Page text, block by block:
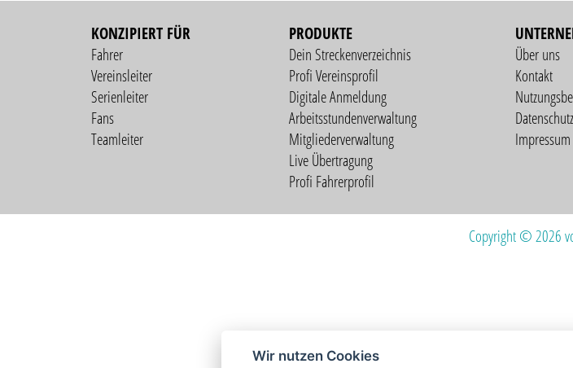
KONZIPIERT FÜR
Fahrer
Vereinsleiter
Serienleiter
Fans
Teamleiter
PRODUKTE
Dein Streckenverzeichnis
Profi Vereinsprofil
Digitale Anmeldung
Arbeitsstundenverwaltung
Mitgliederverwaltung
Live Übertragung
Profi Fahrerprofil
Über uns
Kontakt
Impressum
Copyright © 2026
Wir nutzen Cookies